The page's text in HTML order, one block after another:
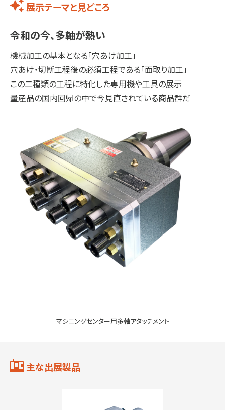
展示テーマと見どころ
令和の今、多軸が熱い
機械加工の基本となる「穴あけ加工」
穴あけ・切断工程後の必須工程である「面取り加工」
この二種類の工程に特化した専用機や工具の展示
量産品の国内回帰の中で今見直されている商品群だ
マシニングセンター用多軸アタッチメント
主な出展製品